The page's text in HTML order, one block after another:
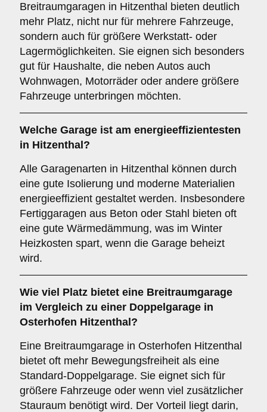
Breitraumgaragen in Hitzenthal bieten deutlich
mehr Platz, nicht nur für mehrere Fahrzeuge,
sondern auch für größere Werkstatt- oder
Lagermöglichkeiten. Sie eignen sich besonders
gut für Haushalte, die neben Autos auch
Wohnwagen, Motorräder oder andere größere
Fahrzeuge unterbringen möchten.
Welche Garage ist am energieeffizientesten
in Hitzenthal?
Alle Garagenarten in Hitzenthal können durch
eine gute Isolierung und moderne Materialien
energieeffizient gestaltet werden. Insbesondere
Fertiggaragen aus Beton oder Stahl bieten oft
eine gute Wärmedämmung, was im Winter
Heizkosten spart, wenn die Garage beheizt
wird.
Wie viel Platz bietet eine Breitraumgarage
im Vergleich zu einer Doppelgarage in
Osterhofen Hitzenthal?
Eine Breitraumgarage in Osterhofen Hitzenthal
bietet oft mehr Bewegungsfreiheit als eine
Standard-Doppelgarage. Sie eignet sich für
größere Fahrzeuge oder wenn viel zusätzlicher
Stauraum benötigt wird. Der Vorteil liegt darin,